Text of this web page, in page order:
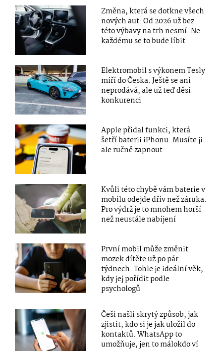
Změna, která se dotkne všech
nových aut: Od 2026 už bez
této výbavy na trh nesmí. Ne
každému se to bude líbit
Elektromobil s výkonem Tesly
míří do Česka. Ještě se ani
neprodává, ale už teď děsí
konkurenci
Apple přidal funkci, která
šetří baterii iPhonu. Musíte ji
ale ručně zapnout
Kvůli této chybě vám baterie v
mobilu odejde dřív než záruka.
Pro výdrž je to mnohem horší
než neustále nabíjení
První mobil může změnit
mozek dítěte už po pár
týdnech. Tohle je ideální věk,
kdy jej pořídit podle
psychologů
Češi našli skrytý způsob, jak
zjistit, kdo si je jak uložil do
kontaktů. WhatsApp to
umožňuje, jen to málokdo ví